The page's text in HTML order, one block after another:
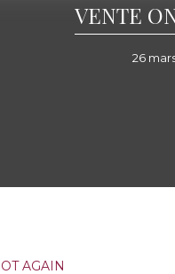
VENTE
26
AGAIN